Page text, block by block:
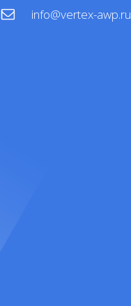
info@vertex-awp.ru